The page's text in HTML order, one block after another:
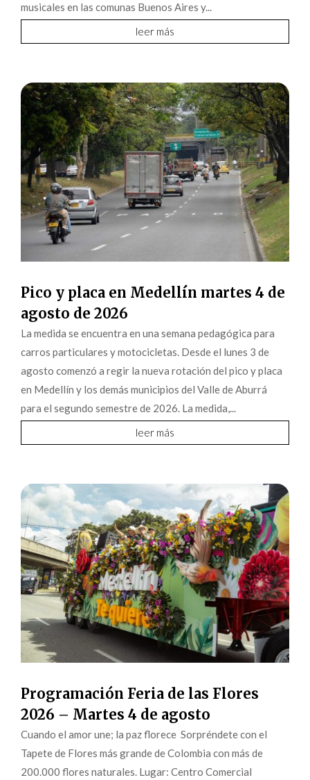
musicales en las comunas Buenos Aires y...
leer más
Pico y placa en Medellín martes 4 de
agosto de 2026
La medida se encuentra en una semana pedagógica para
carros particulares y motocicletas. Desde el lunes 3 de
agosto comenzó a regir la nueva rotación del pico y placa
en Medellín y los demás municipios del Valle de Aburrá
para el segundo semestre de 2026. La medida,...
leer más
Programación Feria de las Flores
2026 – Martes 4 de agosto
Cuando el amor une; la paz florece Sorpréndete con el
Tapete de Flores más grande de Colombia con más de
200.000 flores naturales. Lugar: Centro Comercial